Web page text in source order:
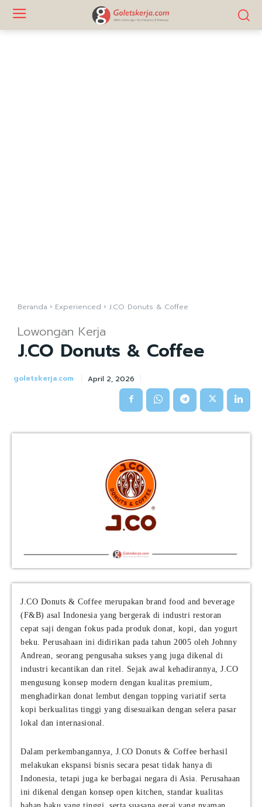
Beranda Experienced J.CO Donuts & Coffee
Lowongan Kerja
J.CO Donuts & Coffee
goletskerja.com April 2, 2026
J.CO Donuts & Coffee merupakan brand food and beverage
(F&B) asal Indonesia yang bergerak di industri restoran
cepat saji dengan fokus pada produk donat, kopi, dan yogurt
beku. Perusahaan ini didirikan pada tahun 2005 oleh Johnny
Andrean, seorang pengusaha sukses yang juga dikenal di
industri kecantikan dan ritel. Sejak awal kehadirannya, J.CO
mengusung konsep modern dengan kualitas premium,
menghadirkan donat lembut dengan topping variatif serta
kopi berkualitas tinggi yang disesuaikan dengan selera pasar
lokal dan internasional.
Dalam perkembangannya, J.CO Donuts & Coffee berhasil
melakukan ekspansi bisnis secara pesat tidak hanya di
Indonesia, tetapi juga ke berbagai negara di Asia. Perusahaan
ini dikenal dengan konsep open kitchen, standar kualitas